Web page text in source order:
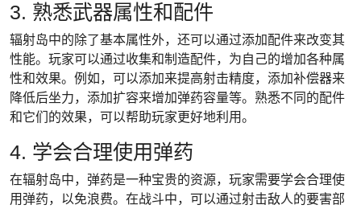
3. 熟悉武器属性和配件
辐射岛中的除了基本属性外，还可以通过添加配件来改变其
性能。玩家可以通过收集和制造配件，为自己的增加各种属
性和效果。例如，可以添加来提高射击精度，添加补偿器来
降低后坐力，添加扩容来增加弹药容量等。熟悉不同的配件
和它们的效果，可以帮助玩家更好地利用。
4. 学会合理使用弹药
在辐射岛中，弹药是一种宝贵的资源，玩家需要学会合理使
用弹药，以免浪费。在战斗中，可以通过射击敌人的要害部